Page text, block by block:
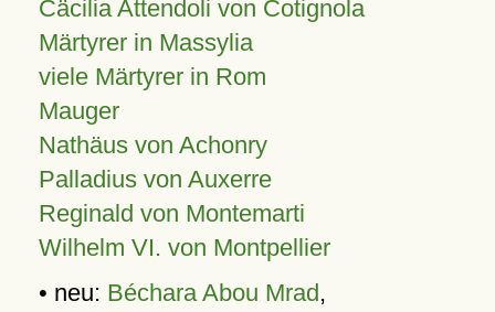
Cäcilia Attendoli von Cotignola
Märtyrer in Massylia
viele Märtyrer in Rom
Mauger
Nathäus von Achonry
Palladius von Auxerre
Reginald von Montemarti
Wilhelm VI. von Montpellier
• neu: Béchara Abou Mrad,